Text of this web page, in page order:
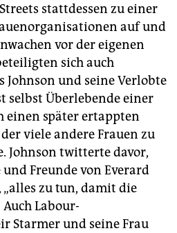
stattdessen zu einer
auf und
vor der eigenen
sich auch
und seine Verlobte
selbst Überlebende einer
einen später ertappten
viele andere Frauen zu
Johnson twitterte davor,
Freunde von Everard
„alles zu tun, damit die
Labour-
Starmer und seine Frau